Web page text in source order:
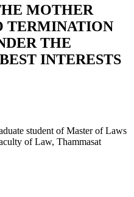
MOTHER
TERMINATION
THE
INTERESTS
student of Master of Laws
of Law, Thammasat